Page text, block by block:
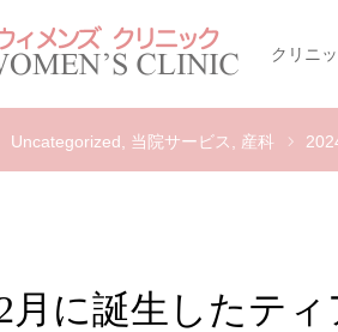
クリニ
Uncategorized 当院サービス 産科
月に誕生したテ